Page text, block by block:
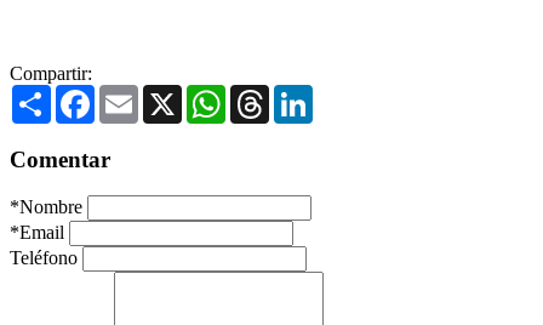
Compartir:
Share Facebook
Email X WhatsAppThreads
Comentar
*Nombre
*Email
Teléfono